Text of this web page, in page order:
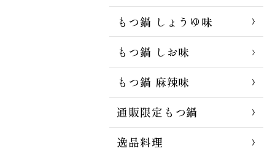
もつ鍋 しょうゆ味
もつ鍋 しお味
もつ鍋 麻辣味
通販限定もつ鍋
逸品料理